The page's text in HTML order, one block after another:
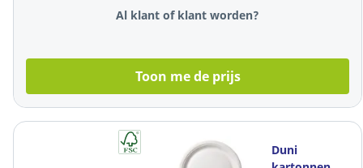
Al klant of klant worden?
Toon me de prijs
Duni